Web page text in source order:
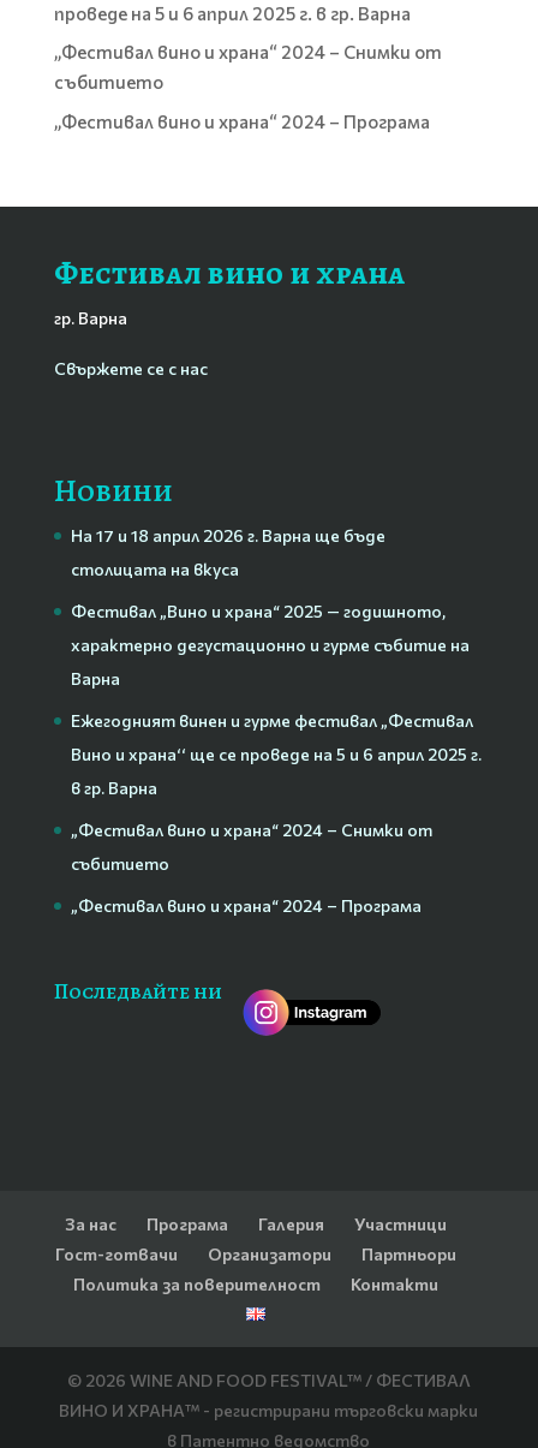
проведе на 5 и 6 април 2025 г. в гр. Варна
„Фестивал вино и храна“ 2024 – Снимки от
събитието
„Фестивал вино и храна“ 2024 – Програма
Фестивал вино и храна
гр. Варна
Свържете се с нас
Новини
На 17 и 18 април 2026 г. Варна ще бъде
столицата на вкуса
Фестивал „Вино и храна“ 2025 — годишното,
характерно дегустационно и гурме събитие на
Варна
Ежегодният винен и гурме фестивал „Фестивал
Вино и храна‘‘ ще се проведе на 5 и 6 април 2025 г.
в гр. Варна
„Фестивал вино и храна“ 2024 – Снимки от
събитието
„Фестивал вино и храна“ 2024 – Програма
Последвайте ни
За нас Програма Галерия
Участници
Гост-готвачи
Организатори
Партньори
Политика за поверителност
Контакти
© 2026 WINE AND FOOD FESTIVAL™ / ФЕСТИВАЛ
ВИНО И ХРАНА™ - регистрирани търговски марки
в Патентно ведомство